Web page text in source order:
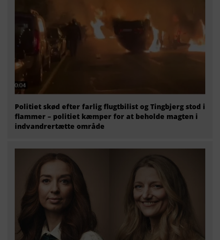
Politiet skød efter farlig flugtbilist og Tingbjerg stod i
flammer – politiet kæmper for at beholde magten i
indvandrertætte område